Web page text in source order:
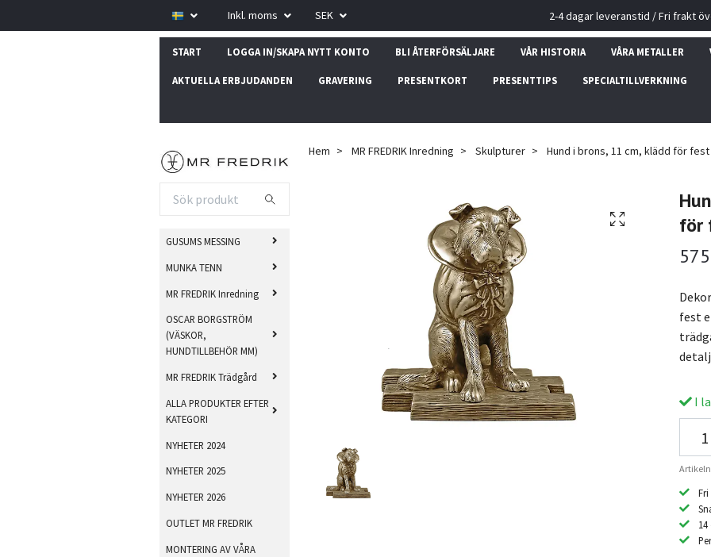
Inkl. moms SEK 2-4 dagar leveranstid / Fri frakt
START LOGGA IN/SKAPA NYTT KONTO BLI ÅTERFÖRSÄLJARE VÅR HISTORIA VÅRA METALLER
AKTUELLA ERBJUDANDEN GRAVERING PRESENTKORT PRESENTTIPS SPECIALTILLVERKNING
GUSUMS MESSING
MUNKA TENN
MR FREDRIK Inredning
OSCAR BORGSTRÖM
(VÄSKOR,
HUNDTILLBEHÖR MM)
MR FREDRIK Trädgård
ALLA PRODUKTER EFTER
KATEGORI
NYHETER 2024
NYHETER 2025
NYHETER 2026
OUTLET MR FREDRIK
MONTERING AV VÅRA
Hem MR FREDRIK Inredning Skulpturer Hund i brons, 11 cm, klädd för fest
för
fest
I